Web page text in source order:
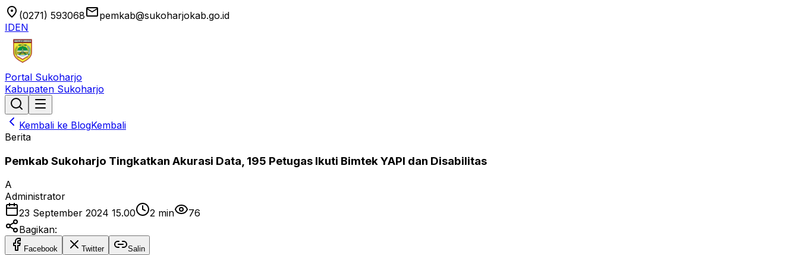
location_on (0271) 593068emailpemkab@sukoharjokab.go.id
IDEN
Portal Sukoharjo
Kabupaten Sukoharjo
Kembali ke BlogKembali
Berita
Pemkab Sukoharjo Tingkatkan Akurasi Data, 195 Petugas Ikuti Bimtek YAPI dan Disabilitas
A
Administrator
23 September 2024 15.00
2 min
76
Bagikan:
Facebook Twitter Salin